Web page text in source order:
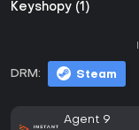
Keyshopy (1)
DRM: Steam
Agent 9